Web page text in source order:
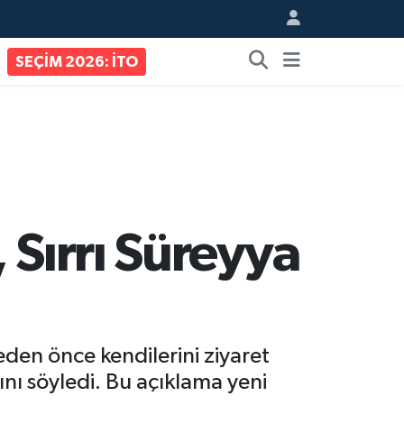
SEÇİM 2026: İTO
Süreyya
önce kendilerini ziyaret
söyledi. Bu açıklama yeni